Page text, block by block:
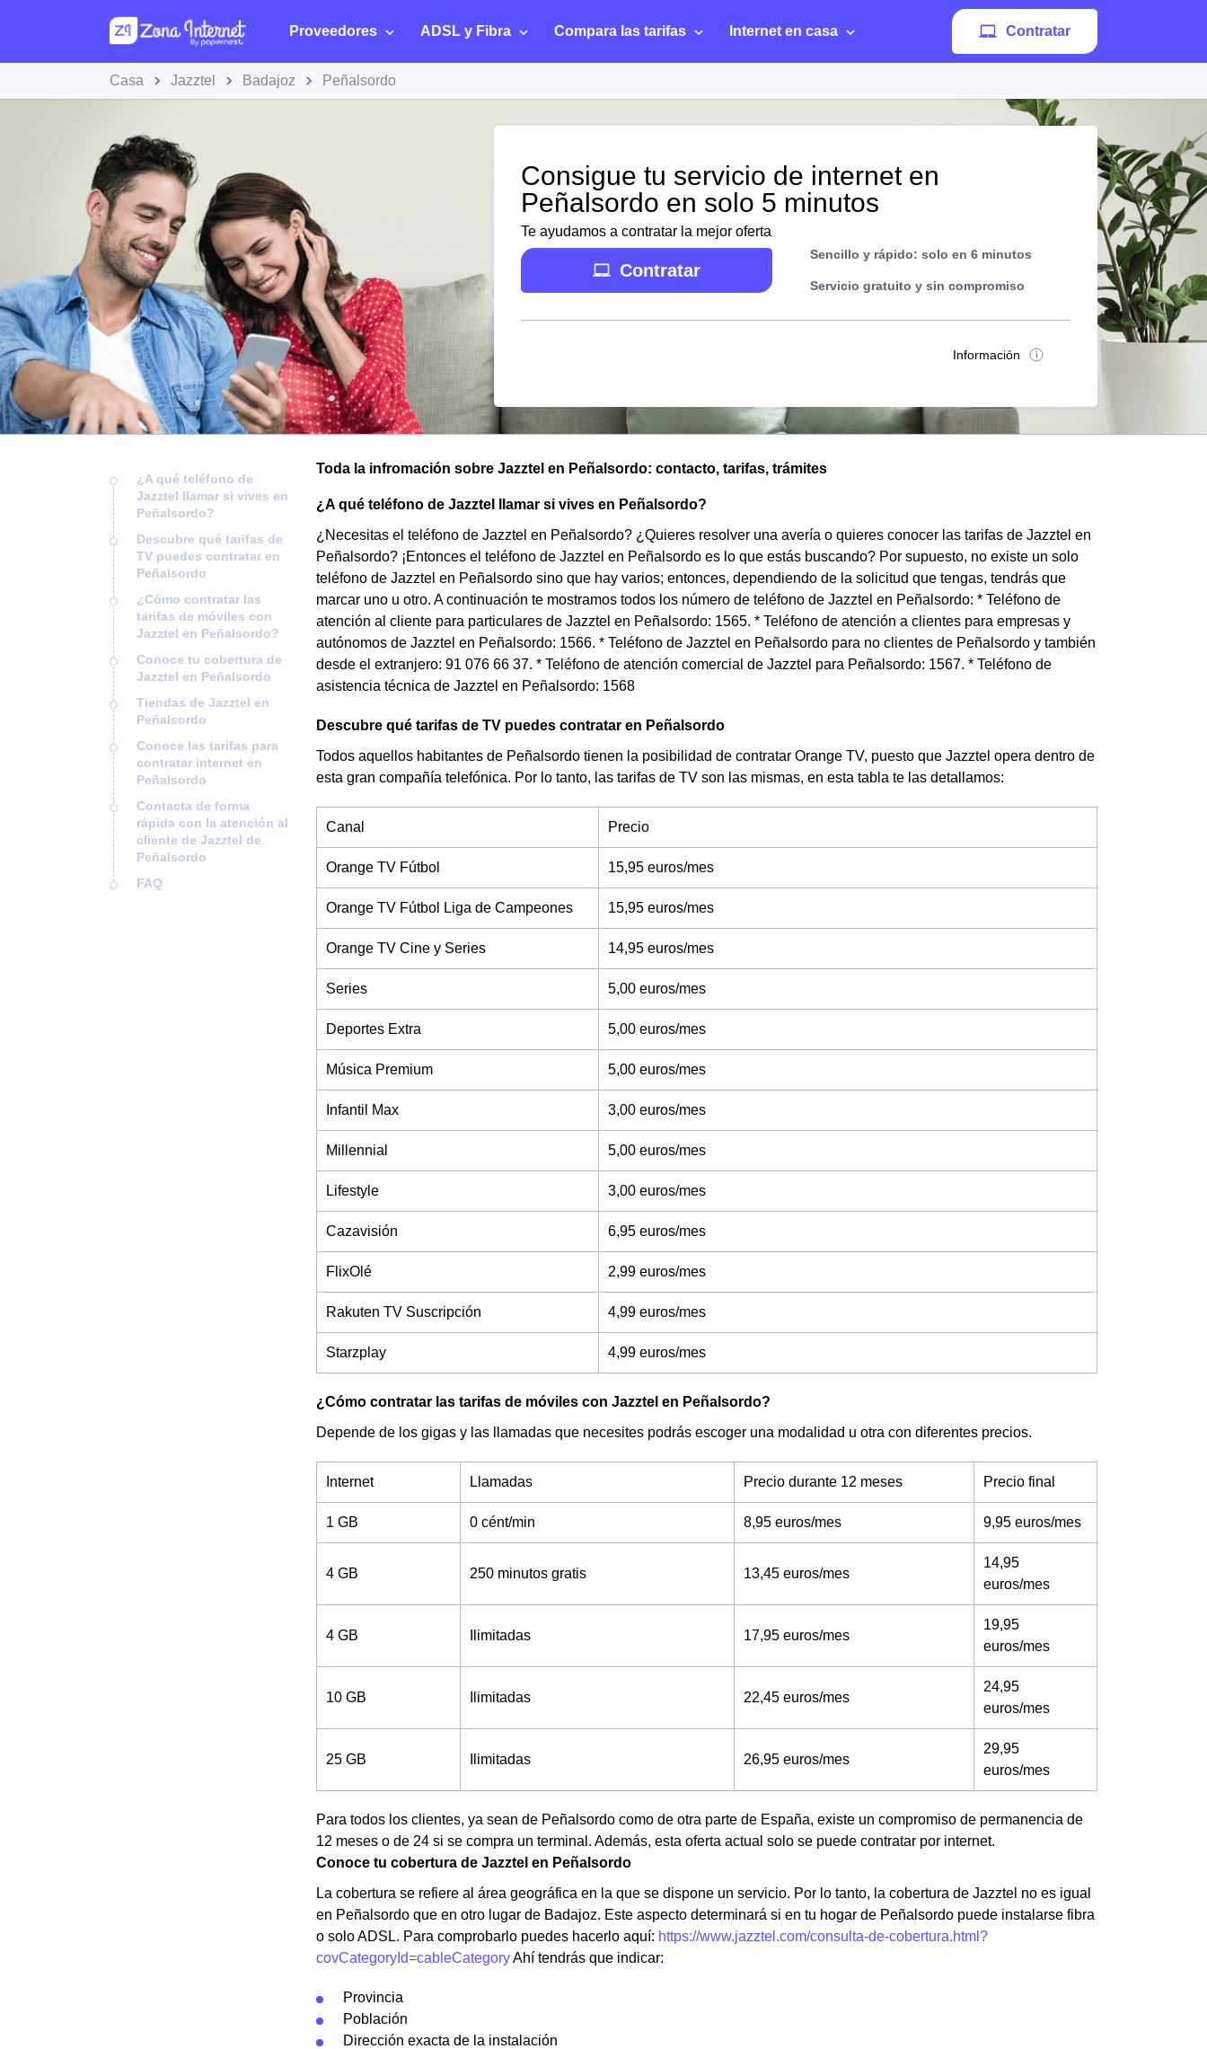
Proveedores ADSL y Fibra Compara las tarifas Internet en casa Contratar
Casa Jazztel Badajoz Peñalsordo
Consigue tu servicio de internet en
Peñalsordo en solo 5 minutos
Te ayudamos a contratar la mejor oferta
Contratar
Sencillo y rápido: solo en 6 minutos
Servicio gratuito y sin compromiso
Información
¿A qué teléfono de
Jazztel llamar si vives en
Peñalsordo?
Descubre qué tarifas de
TV puedes contratar en
Peñalsordo
¿Cómo contratar las
tarifas de móviles con
Jazztel en Peñalsordo?
Conoce tu cobertura de
Jazztel en Peñalsordo
Tiendas de Jazztel en
Peñalsordo
Conoce las tarifas para
contratar internet en
Peñalsordo
Contacta de forma
rápida con la atención al
cliente de Jazztel de
Peñalsordo
FAQ
Toda la infromación sobre Jazztel en Peñalsordo: contacto, tarifas, trámites
¿A qué teléfono de Jazztel llamar si vives en Peñalsordo?
¿Necesitas el teléfono de Jazztel en Peñalsordo? ¿Quieres resolver una avería o quieres conocer las tarifas de Jazztel en
Peñalsordo? ¡Entonces el teléfono de Jazztel en Peñalsordo es lo que estás buscando? Por supuesto, no existe un solo
teléfono de Jazztel en Peñalsordo sino que hay varios; entonces, dependiendo de la solicitud que tengas, tendrás que
marcar uno u otro. A continuación te mostramos todos los número de teléfono de Jazztel en Peñalsordo: * Teléfono de
atención al cliente para particulares de Jazztel en Peñalsordo: 1565. * Teléfono de atención a clientes para empresas y
autónomos de Jazztel en Peñalsordo: 1566. * Teléfono de Jazztel en Peñalsordo para no clientes de Peñalsordo y también
desde el extranjero: 91 076 66 37. * Teléfono de atención comercial de Jazztel para Peñalsordo: 1567. * Teléfono de
asistencia técnica de Jazztel en Peñalsordo: 1568
Descubre qué tarifas de TV puedes contratar en Peñalsordo
Todos aquellos habitantes de Peñalsordo tienen la posibilidad de contratar Orange TV, puesto que Jazztel opera dentro de
esta gran compañía telefónica. Por lo tanto, las tarifas de TV son las mismas, en esta tabla te las detallamos:
Canal Precio
Orange TV Fútbol 15,95 euros/mes
Orange TV Fútbol Liga de Campeones 15,95 euros/mes
Orange TV Cine y Series 14,95 euros/mes
Series 5,00 euros/mes
Deportes Extra 5,00 euros/mes
Música Premium 5,00 euros/mes
Infantil Max 3,00 euros/mes
Millennial 5,00 euros/mes
Lifestyle 3,00 euros/mes
Cazavisión 6,95 euros/mes
FlixOlé 2,99 euros/mes
Rakuten TV Suscripción 4,99 euros/mes
Starzplay 4,99 euros/mes
¿Cómo contratar las tarifas de móviles con Jazztel en Peñalsordo?
Depende de los gigas y las llamadas que necesites podrás escoger una modalidad u otra con diferentes precios.
Internet Llamadas Precio durante 12 meses Precio final
1 GB 0 cént/min 8,95 euros/mes 9,95 euros/mes
4 GB 250 minutos gratis 13,45 euros/mes
14,95
euros/mes
4 GB Ilimitadas 17,95 euros/mes
19,95
euros/mes
10 GB Ilimitadas 22,45 euros/mes
24,95
euros/mes
25 GB Ilimitadas 26,95 euros/mes
29,95
euros/mes
Para todos los clientes, ya sean de Peñalsordo como de otra parte de España, existe un compromiso de permanencia de
12 meses o de 24 si se compra un terminal. Además, esta oferta actual solo se puede contratar por internet.
Conoce tu cobertura de Jazztel en Peñalsordo
La cobertura se refiere al área geográfica en la que se dispone un servicio. Por lo tanto, la cobertura de Jazztel no es igual
en Peñalsordo que en otro lugar de Badajoz. Este aspecto determinará si en tu hogar de Peñalsordo puede instalarse fibra
o solo ADSL. Para comprobarlo puedes hacerlo aquí: https://www.jazztel.com/consulta-de-cobertura.html?
covCategoryId=cableCategoryAhí tendrás que indicar:
Provincia
Población
Dirección exacta de la instalación